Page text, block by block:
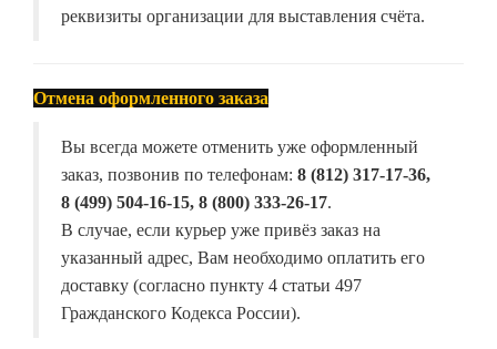
реквизиты организации для выставления счёта.
Отмена оформленного заказа
Вы всегда можете отменить уже оформленный
заказ, позвонив по телефонам: 8 (812) 317-17-36,
8 (499) 504-16-15, 8 (800) 333-26-17.
В случае, если курьер уже привёз заказ на
указанный адрес, Вам необходимо оплатить его
доставку (согласно пункту 4 статьи 497
Гражданского Кодекса России).